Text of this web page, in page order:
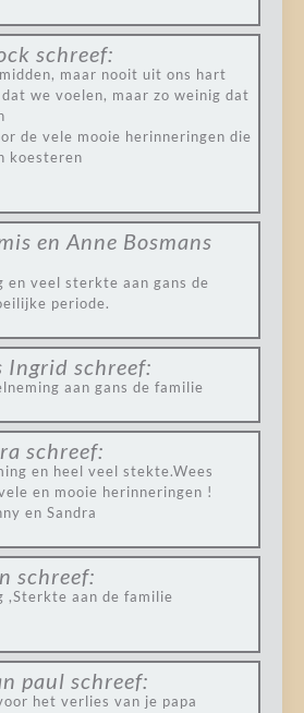
schreef:
maar nooit uit ons hart
we voelen, maar zo weinig dat
de vele mooie herinneringen die
koesteren
en Anne Bosmans
en veel sterkte aan gans de
periode.
Ingrid schreef:
aan gans de familie
schreef:
en heel veel stekte.Wees
en mooie herinneringen !
en Sandra
schreef:
,Sterkte aan de familie
paul schreef:
het verlies van je papa